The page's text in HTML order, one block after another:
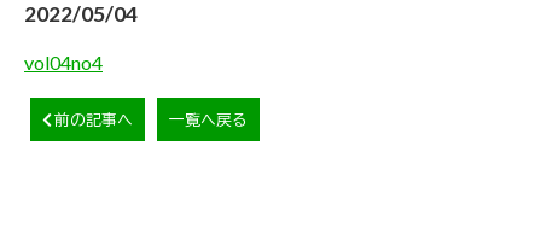
2022/05/04
vol04no4
前の記事へ 一覧へ戻る